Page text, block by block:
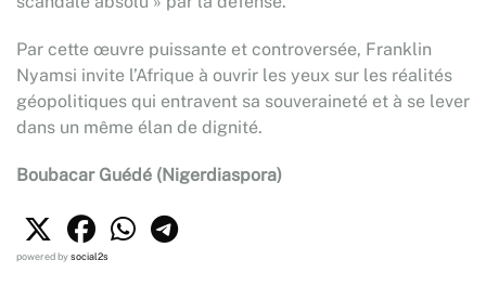
Par cette œuvre puissante et controversée, Franklin
Nyamsi invite l’Afrique à ouvrir les yeux sur les réalités
géopolitiques qui entravent sa souveraineté et à se lever
dans un même élan de dignité.
Boubacar Guédé (Nigerdiaspora)
powered bysocial2s